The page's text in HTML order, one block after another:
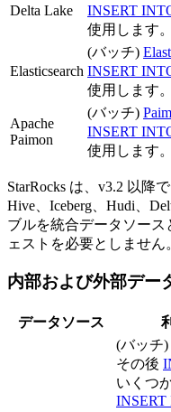
Delta Lake
INSERT
使用します。
Elasticsearch
(バッチ)
INSERT
使用します。
Apache
Paimon
(バッチ)
INSERT
使用します。
StarRocks は、v3.2 以降で
Hive、Iceberg、Hudi、
ブルを統合データソー
ェストを必要としません
内部および外部デー
データソース
(バッチ)
その後
いくつ
INSERT